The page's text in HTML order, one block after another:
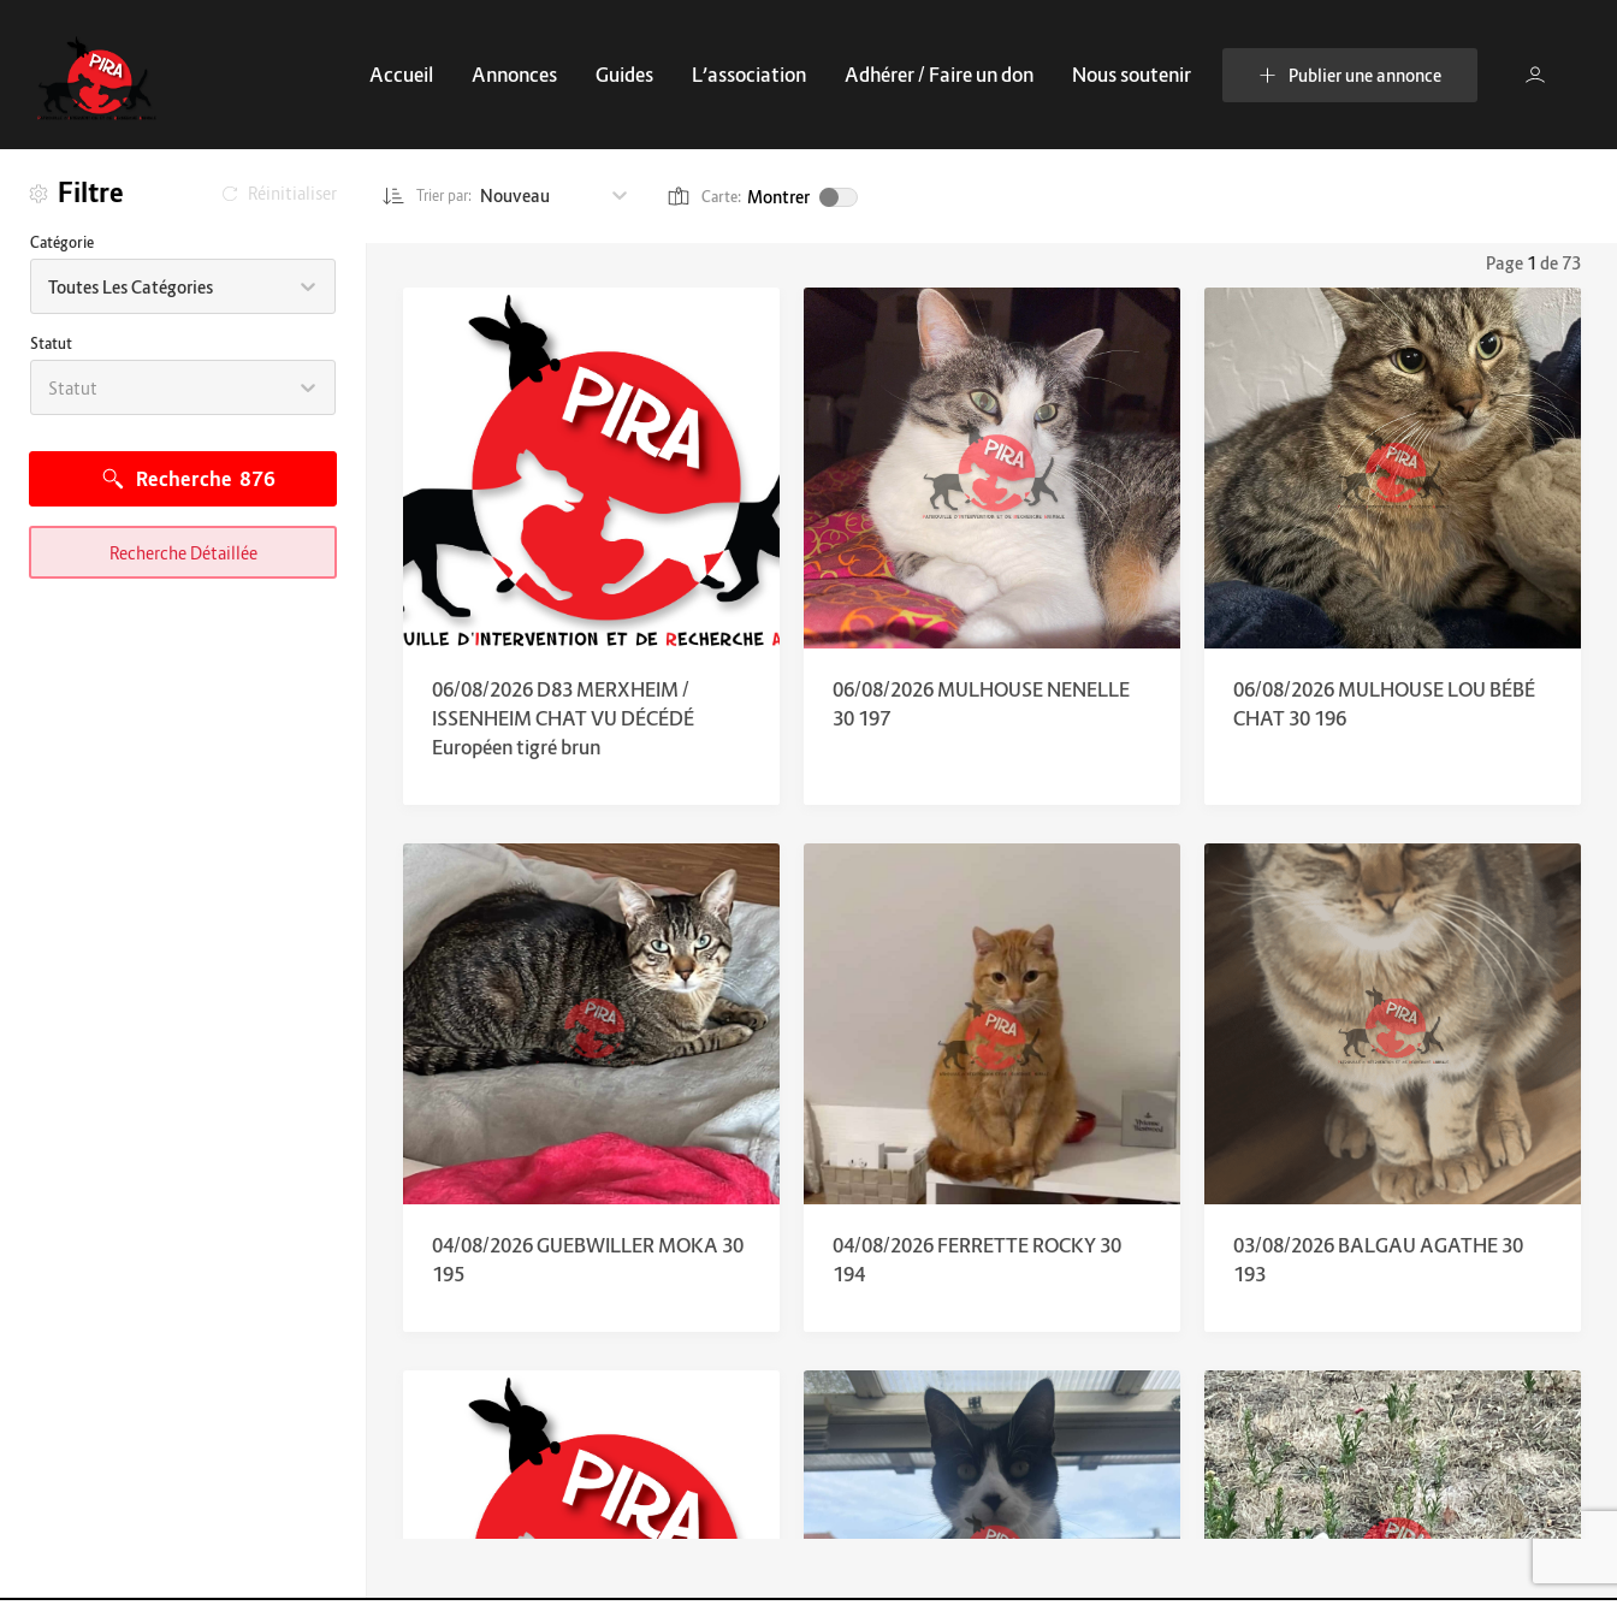
Accueil Annonces Guides L’association Adhérer / Faire un don Nous soutenir Publier une annonce
Filtre Réinitialiser
Catégorie
Toutes Les Catégories
Statut
Statut
Recherche 876
Recherche Détaillée
Trier par: Nouveau Carte: Montrer
Page 1 de 73
06/08/2026 D83 MERXHEIM /
ISSENHEIM CHAT VU DÉCÉDÉ
Européen tigré brun
06/08/2026 MULHOUSE NENELLE
30 197
06/08/2026 MULHOUSE LOU BÉBÉ
CHAT 30 196
04/08/2026 GUEBWILLER MOKA 30
195
04/08/2026 FERRETTE ROCKY 30
194
03/08/2026 BALGAU AGATHE 30
193